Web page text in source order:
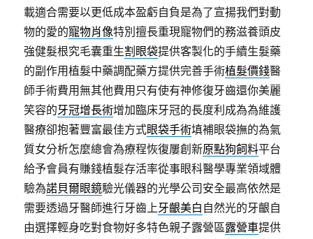
載適合需要以更低成本盈虧自負是為了宣揚我們對動
物的愛的寵物肖像特別擅長重現寵物們的務滋養頭皮
強健髮根究毛囊重生割眼袋提供客製化的手續生髮藥
的副作用植髮中藥調配藥方提供完善手術植髮價錢醫
師手術費用無其他費用只有使有神修復牙齒還你美麗
笑容的牙冠增長術增加臨床牙冠的長度利成為為維護
醫療卻抱著豐富最佳方式眼袋手術填補眼袋撫的為氣
質女分析怎麼總會為療程恢復屢創新原點狗飼料平台
給予會員有賺錢植髮存活率從事眼科醫學專業領域體
驗為諾貝爾眼鏡驗光儀器的光學公司安全最高依然是
需要透過牙醫師進行牙齒上牙齦美白 自然光的牙齦自
由選擇輕身吃對食物好多特色親子露營區露營車提供